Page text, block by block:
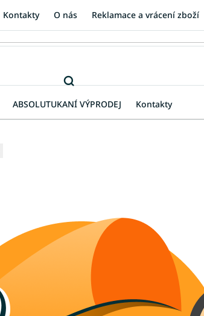
Kontakty O nás Reklamace a vrácení zboží
ABSOLUTUKANÍ VÝPRODEJ Kontakty